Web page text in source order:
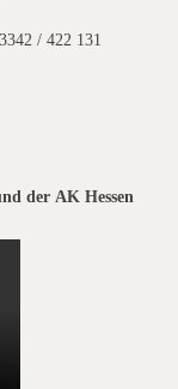
/ 422 131
der AK Hessen